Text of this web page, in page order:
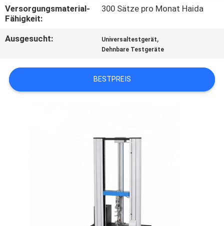
NEUIGKEITEN
SITEMAP
Versorgungsmaterial-
Fähigkeit:
300 Sätze pro Monat Haida
Ausgesucht: Universaltestgerät,
Dehnbare Testgeräte
BESTPREIS